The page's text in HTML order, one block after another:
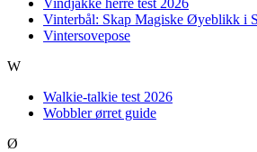
Vindjakke herre test 2026
Vinterbål: Skap Magiske Øyeblikk i
Vintersovepose
W
Walkie-talkie test 2026
Wobbler ørret guide
Ø